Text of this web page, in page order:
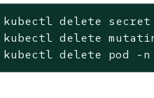
kubectl delete
kubectl delete
kubectl delete pod -n